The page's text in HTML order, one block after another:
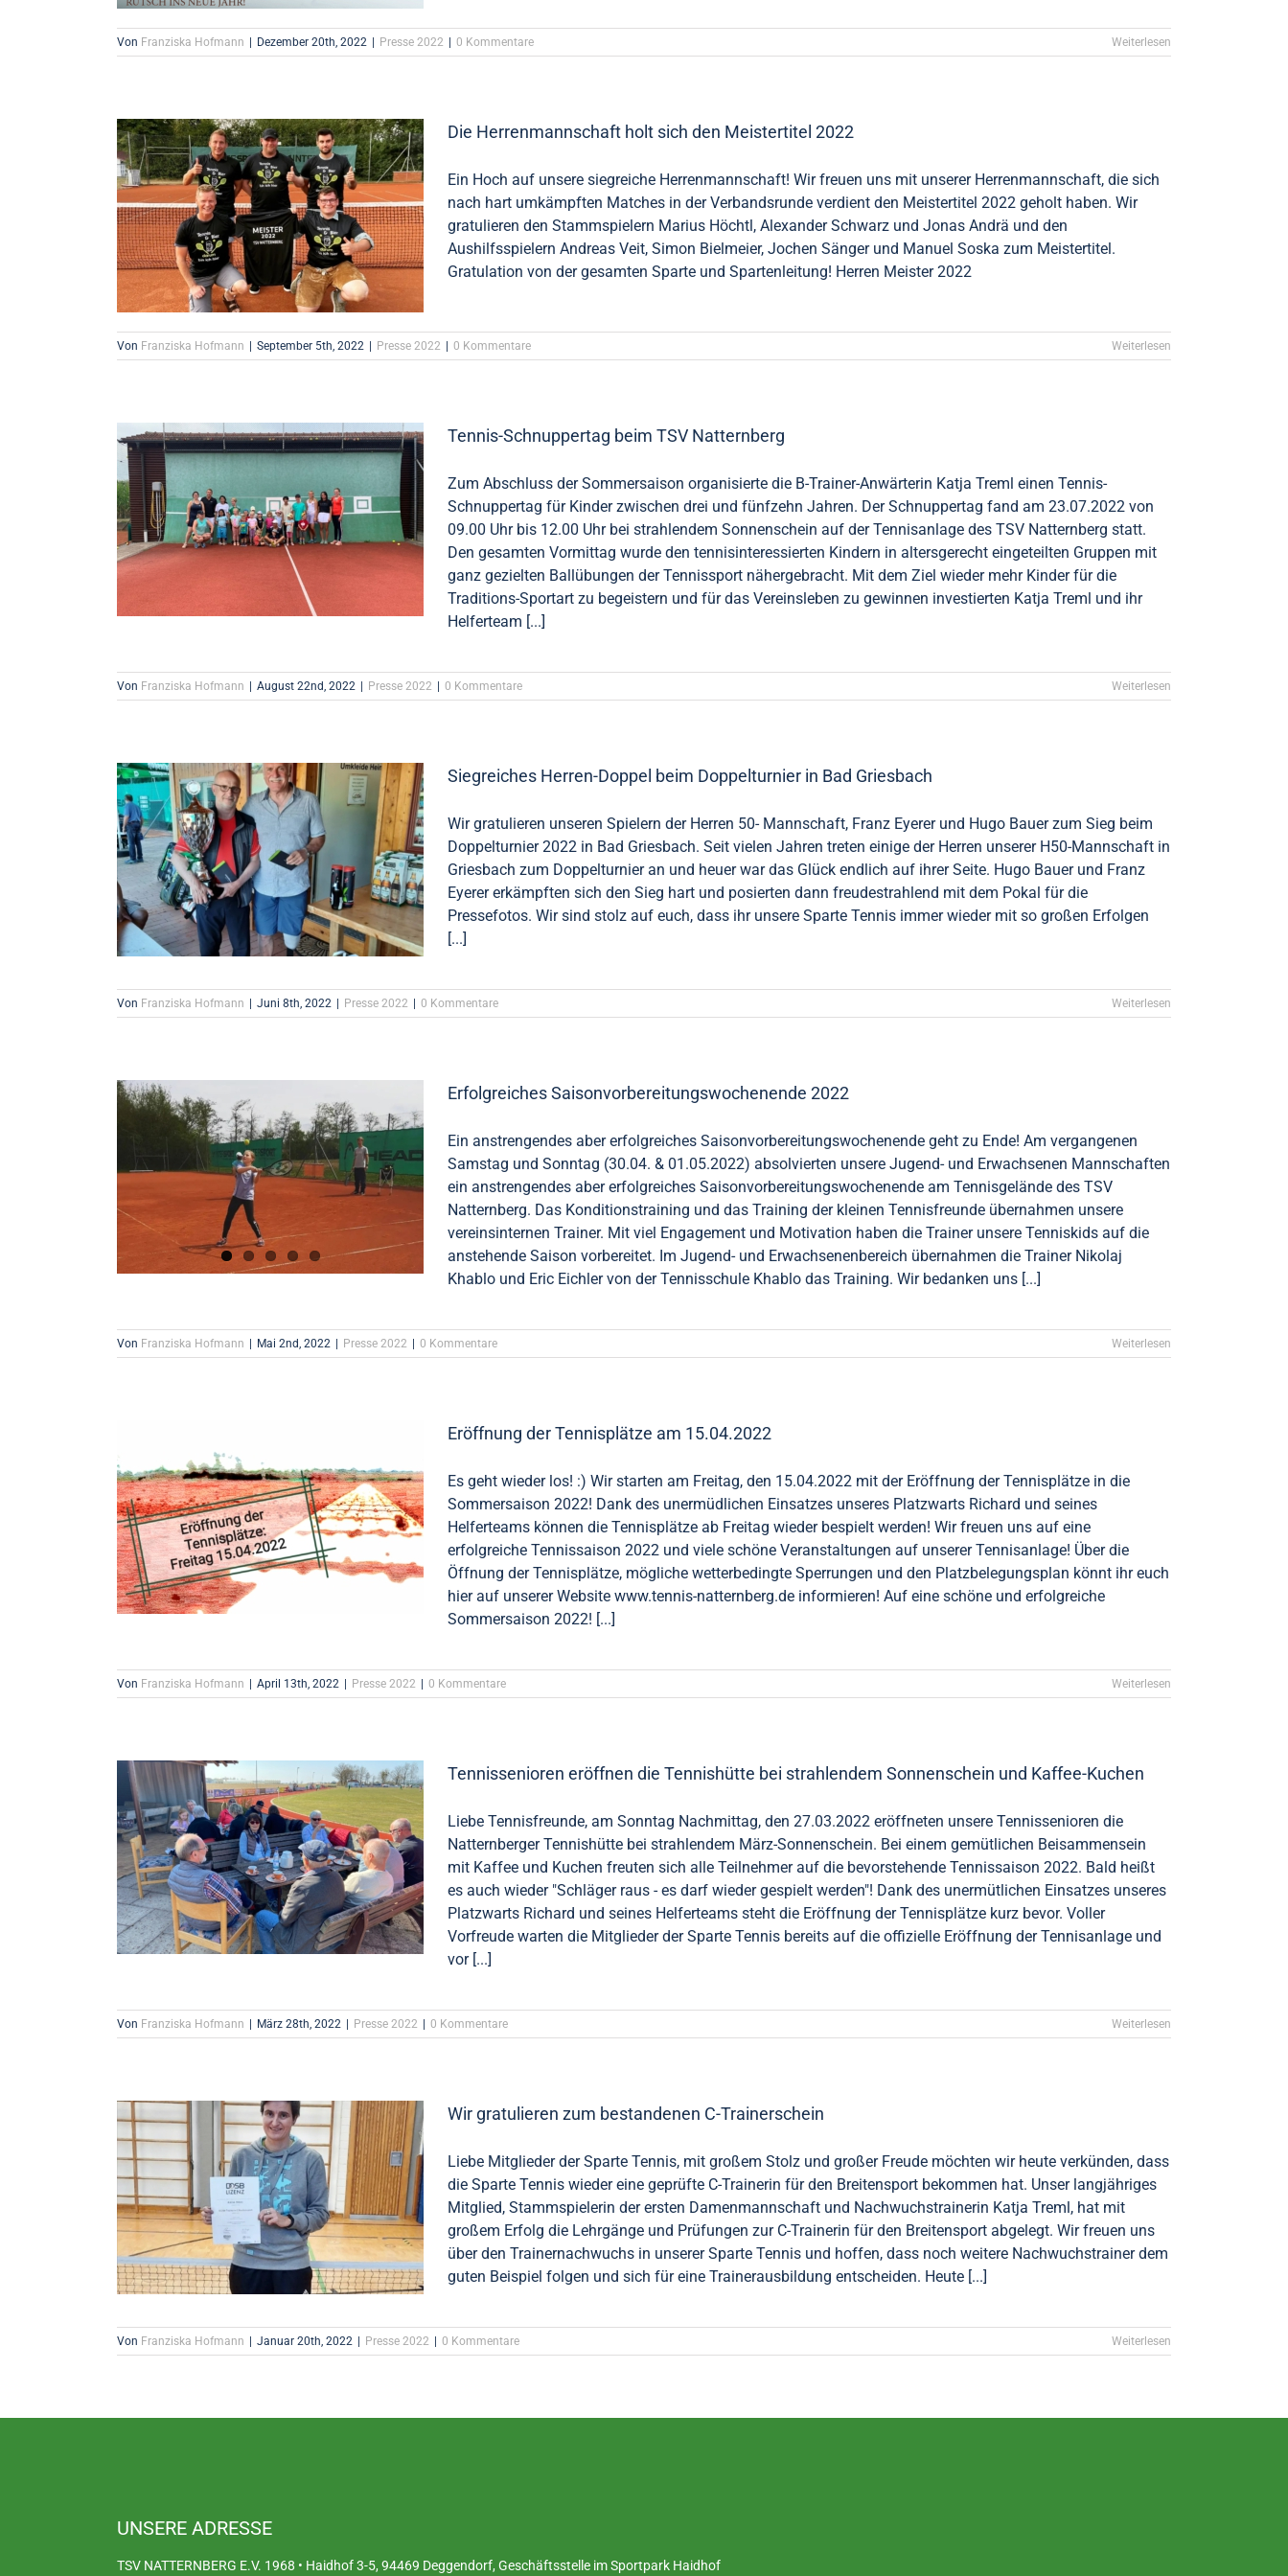
Von Franziska Hofmann Dezember 20th, 2022 Presse 2022 0 Kommentare Weiterlesen
Die Herrenmannschaft holt sich den Meistertitel 2022
Ein Hoch auf unsere siegreiche Herrenmannschaft! Wir freuen uns mit unserer Herrenmannschaft, die sich
nach hart umkämpften Matches in der Verbandsrunde verdient den Meistertitel 2022 geholt haben. Wir
gratulieren den Stammspielern Marius Höchtl, Alexander Schwarz und Jonas Andrä und den
Aushilfsspielern Andreas Veit, Simon Bielmeier, Jochen Sänger und Manuel Soska zum Meistertitel.
Gratulation von der gesamten Sparte und Spartenleitung! Herren Meister 2022
Von Franziska Hofmann September 5th, 2022 Presse 2022 0 Kommentare Weiterlesen
Tennis-Schnuppertag beim TSV Natternberg
Zum Abschluss der Sommersaison organisierte die B-Trainer-Anwärterin Katja Treml einen Tennis-
Schnuppertag für Kinder zwischen drei und fünfzehn Jahren. Der Schnuppertag fand am 23.07.2022 von
09.00 Uhr bis 12.00 Uhr bei strahlendem Sonnenschein auf der Tennisanlage des TSV Natternberg statt.
Den gesamten Vormittag wurde den tennisinteressierten Kindern in altersgerecht eingeteilten Gruppen mit
ganz gezielten Ballübungen der Tennissport nähergebracht. Mit dem Ziel wieder mehr Kinder für die
Traditions-Sportart zu begeistern und für das Vereinsleben zu gewinnen investierten Katja Treml und ihr
Helferteam [...]
Von Franziska Hofmann August 22nd, 2022 Presse 2022 0 Kommentare Weiterlesen
Siegreiches Herren-Doppel beim Doppelturnier in Bad Griesbach
Wir gratulieren unseren Spielern der Herren 50- Mannschaft, Franz Eyerer und Hugo Bauer zum Sieg beim
Doppelturnier 2022 in Bad Griesbach. Seit vielen Jahren treten einige der Herren unserer H50-Mannschaft in
Griesbach zum Doppelturnier an und heuer war das Glück endlich auf ihrer Seite. Hugo Bauer und Franz
Eyerer erkämpften sich den Sieg hart und posierten dann freudestrahlend mit dem Pokal für die
Pressefotos. Wir sind stolz auf euch, dass ihr unsere Sparte Tennis immer wieder mit so großen Erfolgen
[...]
Von Franziska Hofmann Juni 8th, 2022 Presse 2022 0 Kommentare Weiterlesen
Erfolgreiches Saisonvorbereitungswochenende 2022
Ein anstrengendes aber erfolgreiches Saisonvorbereitungswochenende geht zu Ende! Am vergangenen
Samstag und Sonntag (30.04. & 01.05.2022) absolvierten unsere Jugend- und Erwachsenen Mannschaften
ein anstrengendes aber erfolgreiches Saisonvorbereitungswochenende am Tennisgelände des TSV
Natternberg. Das Konditionstraining und das Training der kleinen Tennisfreunde übernahmen unsere
vereinsinternen Trainer. Mit viel Engagement und Motivation haben die Trainer unsere Tenniskids auf die
anstehende Saison vorbereitet. Im Jugend- und Erwachsenenbereich übernahmen die Trainer Nikolaj
Khablo und Eric Eichler von der Tennisschule Khablo das Training. Wir bedanken uns [...]
Von Franziska Hofmann Mai 2nd, 2022 Presse 2022 0 Kommentare Weiterlesen
Eröffnung der Tennisplätze am 15.04.2022
Es geht wieder los! :) Wir starten am Freitag, den 15.04.2022 mit der Eröffnung der Tennisplätze in die
Sommersaison 2022! Dank des unermüdlichen Einsatzes unseres Platzwarts Richard und seines
Helferteams können die Tennisplätze ab Freitag wieder bespielt werden! Wir freuen uns auf eine
erfolgreiche Tennissaison 2022 und viele schöne Veranstaltungen auf unserer Tennisanlage! Über die
Öffnung der Tennisplätze, mögliche wetterbedingte Sperrungen und den Platzbelegungsplan könnt ihr euch
hier auf unserer Website www.tennis-natternberg.de informieren! Auf eine schöne und erfolgreiche
Sommersaison 2022! [...]
Von Franziska Hofmann April 13th, 2022 Presse 2022 0 Kommentare Weiterlesen
Tennissenioren eröffnen die Tennishütte bei strahlendem Sonnenschein und Kaffee-Kuchen
Liebe Tennisfreunde, am Sonntag Nachmittag, den 27.03.2022 eröffneten unsere Tennissenioren die
Natternberger Tennishütte bei strahlendem März-Sonnenschein. Bei einem gemütlichen Beisammensein
mit Kaffee und Kuchen freuten sich alle Teilnehmer auf die bevorstehende Tennissaison 2022. Bald heißt
es auch wieder "Schläger raus - es darf wieder gespielt werden"! Dank des unermütlichen Einsatzes unseres
Platzwarts Richard und seines Helferteams steht die Eröffnung der Tennisplätze kurz bevor. Voller
Vorfreude warten die Mitglieder der Sparte Tennis bereits auf die offizielle Eröffnung der Tennisanlage und
vor [...]
Von Franziska Hofmann März 28th, 2022 Presse 2022 0 Kommentare Weiterlesen
Wir gratulieren zum bestandenen C-Trainerschein
Liebe Mitglieder der Sparte Tennis, mit großem Stolz und großer Freude möchten wir heute verkünden, dass
die Sparte Tennis wieder eine geprüfte C-Trainerin für den Breitensport bekommen hat. Unser langjähriges
Mitglied, Stammspielerin der ersten Damenmannschaft und Nachwuchstrainerin Katja Treml, hat mit
großem Erfolg die Lehrgänge und Prüfungen zur C-Trainerin für den Breitensport abgelegt. Wir freuen uns
über den Trainernachwuchs in unserer Sparte Tennis und hoffen, dass noch weitere Nachwuchstrainer dem
guten Beispiel folgen und sich für eine Trainerausbildung entscheiden. Heute [...]
Von Franziska Hofmann Januar 20th, 2022 Presse 2022 0 Kommentare Weiterlesen
UNSERE ADRESSE
TSV NATTERNBERG E.V. 1968 • Haidhof 3-5, 94469 Deggendorf, Geschäftsstelle im Sportpark Haidhof